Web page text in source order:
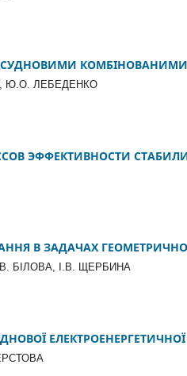
СУДНОВИМИ
Ю.О. ЛЕБЕДЕНКО
ЭФФЕКТИВНОСТИ
В ЗАДАЧАХ ГЕОМЕТРИЧНО
БІЛОВА, І.В. ЩЕРБИНА